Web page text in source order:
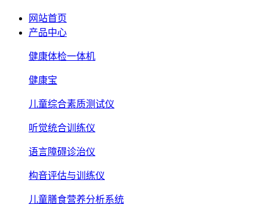
网站首页
产品中心
健康体检一体机
健康宝
儿童综合素质测试仪
听觉统合训练仪
语言障碍诊治仪
构音评估与训练仪
儿童膳食营养分析系统